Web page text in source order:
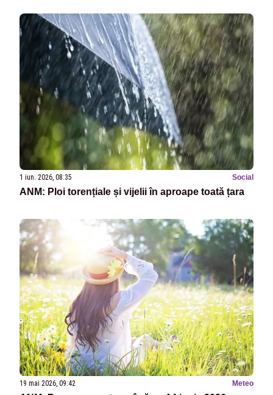
1 iun. 2026, 08:35 Social
ANM: Ploi torențiale și vijelii în aproape toată țara
19 mai 2026, 09:42 Meteo